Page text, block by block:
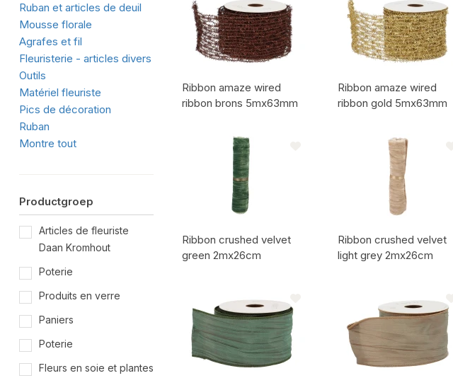
Ruban et articles de deuil
Mousse florale
Agrafes et fil
Fleuristerie - articles divers
Outils
Matériel fleuriste
Pics de décoration
Ruban
Montre tout
Productgroep
Articles de fleuriste
Daan Kromhout
Poterie
Produits en verre
Paniers
Poterie
Fleurs en soie et plantes
Ribbon amaze wired
ribbon brons 5mx63mm
Ribbon amaze wired
ribbon gold 5mx63mm
Ribbon crushed velvet
green 2mx26cm
Ribbon crushed velvet
light grey 2mx26cm